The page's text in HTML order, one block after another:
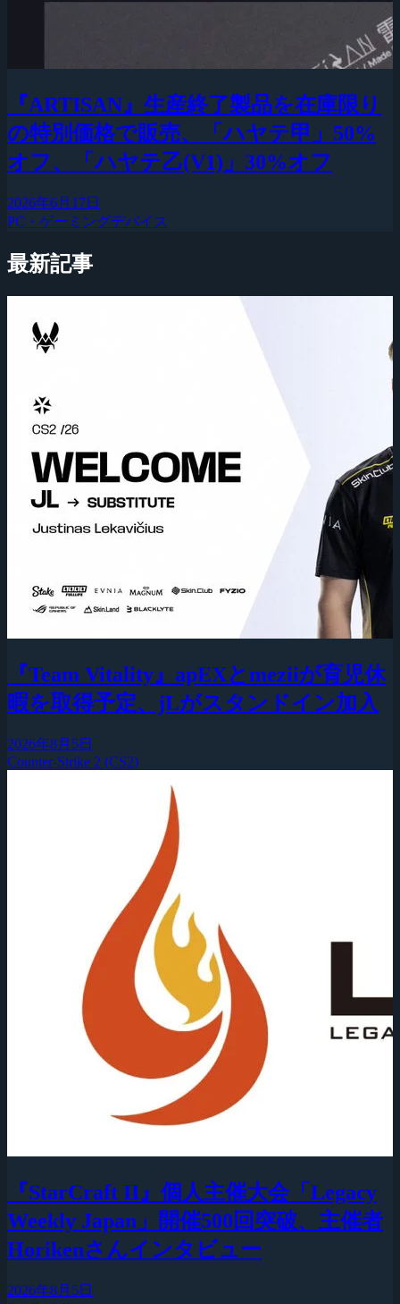
『ARTISAN』生産終了製品を在庫限り
の特別価格で販売、「ハヤテ甲」50%
オフ、「ハヤテ乙(V1)」30%オフ
2026年6月17日
PC・ゲーミングデバイス
最新記事
『Team Vitality』apEXとmeziiが育児休
暇を取得予定、jLがスタンドイン加入
2026年8月5日
Counter-Strike 2 (CS2)
『StarCraft II』個人主催大会「Legacy
Weekly Japan」開催500回突破、主催者
Horikenさんインタビュー
2026年8月5日